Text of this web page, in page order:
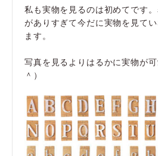
私も実物を見るのは初めてです
がありすぎて今だに実物を見て
ます。
写真を見るよりはるかに実物が
＾）